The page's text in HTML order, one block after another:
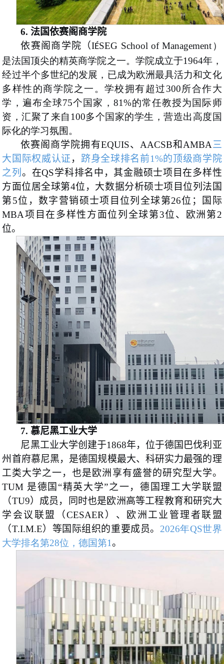
6.法国依赛阁商学院
依赛阁商学院（IÉSEG School of Management）
是法国顶尖的精英商学院之一。学院成立于1964年，
经过半个多世纪的发展，已成为欧洲最具活力和文化
多样性的商学院之一。学校拥有超过300所合作大
学，遍布全球75个国家，81%的常任教授为国际师
资，汇聚了来自100多个国家的学生，营造出高度国
际化的学习氛围。
依赛阁商学院拥有EQUIS、AACSB和AMBA三
大国际权威认证 ， 跻身全球排名前1%的顶级商学院
之列 。在QS学科排名中，其金融硕士项目在多样性
方面位居全球第4位，大数据分析硕士项目位列法国
第5位，数字营销硕士项目位列全球第26位；国际
MBA项目在多样性方面位列全球第3位、欧洲第2
位。
7.慕尼黑工业大学
尼黑工业大学创建于1868年，位于德国巴伐利亚
州首府慕尼黑，是德国规模最大、科研实力最强的理
工类大学之一，也是欧洲享有盛誉的研究型大学。
TUM 是德国“精英大学”之一，德国理工大学联盟
（TU9）成员，同时也是欧洲高等工程教育和研究大
学会议联盟（CESAER）、欧洲工业管理者联盟
（T.I.M.E）等国际组织的重要成员。 2026年QS世界
大学排名第28位，德国第1。